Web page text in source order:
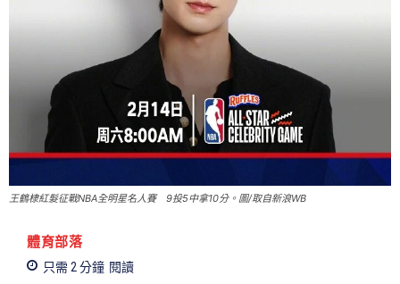
王鶴棣紅髮征戰NBA全明星名人賽 9投5中拿10分。圖/取自新浪WB
體育部落
只需 2 分鐘 閱讀